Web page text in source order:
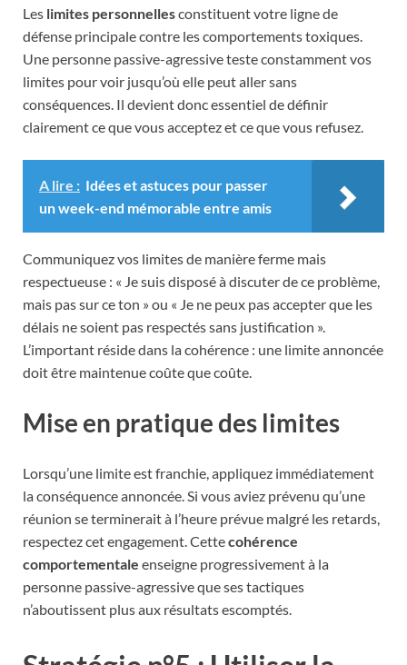
Les limites personnellesconstituent votre ligne de
défense principale contre les comportements toxiques.
Une personne passive-agressive teste constamment vos
limites pour voir jusqu’où elle peut aller sans
conséquences. Il devient donc essentiel de définir
clairement ce que vous acceptez et ce que vous refusez.
A lire : Idées et astuces pour passer
un week-end mémorable entre amis
Communiquez vos limites de manière ferme mais
respectueuse : « Je suis disposé à discuter de ce problème,
mais pas sur ce ton » ou « Je ne peux pas accepter que les
délais ne soient pas respectés sans justification ».
L’important réside dans la cohérence : une limite annoncée
doit être maintenue coûte que coûte.
Mise en pratique des limites
Lorsqu’une limite est franchie, appliquez immédiatement
la conséquence annoncée. Si vous aviez prévenu qu’une
réunion se terminerait à l’heure prévue malgré les retards,
respectez cet engagement. Cettecohérence
comportementale enseigne progressivement à la
personne passive-agressive que ses tactiques
n’aboutissent plus aux résultats escomptés.